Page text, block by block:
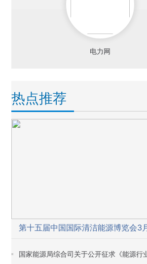
电力网
热点推荐
第十五届中国国际清洁能源博览会3